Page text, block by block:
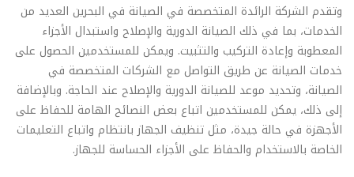
وتقدم الشركة الرائدة المتخصصة في الصيانة في البحرين العديد من
الخدمات، بما في ذلك الصيانة الدورية والإصلاح واستبدال الأجزاء
المعطوبة وإعادة التركيب والتثبيت. ويمكن للمستخدمين الحصول على
خدمات الصيانة عن طريق التواصل مع الشركات المتخصصة في
الصيانة، وتحديد موعد للصيانة الدورية والإصلاح عند الحاجة. وبالإضافة
إلى ذلك، يمكن للمستخدمين اتباع بعض النصائح الهامة للحفاظ على
الأجهزة في حالة جيدة، مثل تنظيف الجهاز بانتظام واتباع التعليمات
الخاصة بالاستخدام والحفاظ على الأجزاء الحساسة للجهاز.